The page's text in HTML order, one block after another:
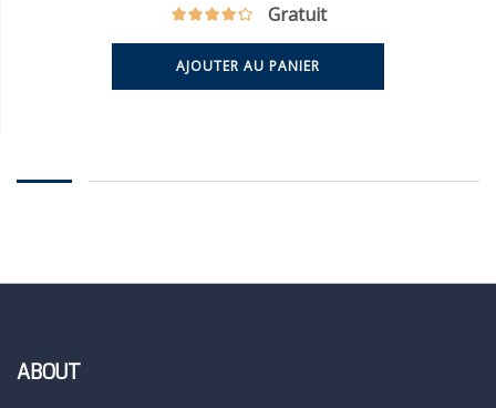
Gratuit
AJOUTER AU PANIER
ABOUT